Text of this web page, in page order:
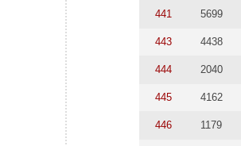
441 5699
443 4438
444 2040
445 4162
446 1179